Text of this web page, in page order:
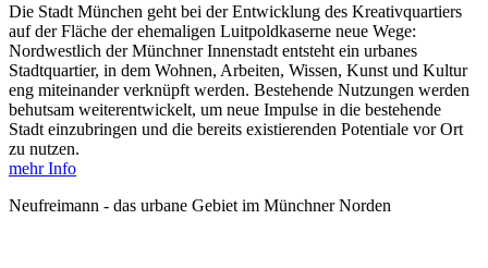
Die Stadt München geht bei der Entwicklung des Kreativquartiers
auf der Fläche der ehemaligen Luitpoldkaserne neue Wege:
Nordwestlich der Münchner Innenstadt entsteht ein urbanes
Stadtquartier, in dem Wohnen, Arbeiten, Wissen, Kunst und Kultur
eng miteinander verknüpft werden. Bestehende Nutzungen werden
behutsam weiterentwickelt, um neue Impulse in die bestehende
Stadt einzubringen und die bereits existierenden Potentiale vor Ort
zu nutzen.
mehr Info
Neufreimann - das urbane Gebiet im Münchner Norden